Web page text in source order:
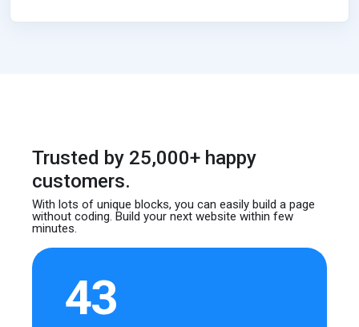
Trusted by 25,000+ happy
customers.
With lots of unique blocks, you can easily builda page
without coding. Build your next websitewithin few
minutes.
43